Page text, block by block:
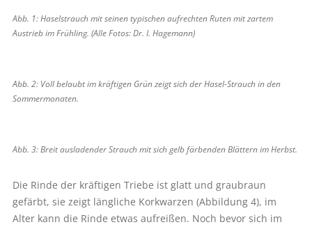
Abb. 1: Haselstrauch mit seinen typischen aufrechten Ruten mit zartem
Austrieb im Frühling. (Alle Fotos: Dr. I. Hagemann)
Abb. 2: Voll belaubt im kräftigen Grün zeigt sich der Hasel-Strauch in den
Sommermonaten.
Abb. 3: Breit ausladender Strauch mit sich gelb färbenden Blättern im Herbst.
Die Rinde der kräftigen Triebe ist glatt und graubraun
gefärbt, sie zeigt längliche Korkwarzen (Abbildung 4), im
Alter kann die Rinde etwas aufreißen. Noch bevor sich im